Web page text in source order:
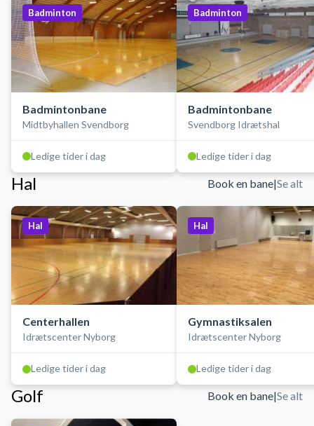
Badminton
Badmintonbane
Midtbyhallen Svendborg
Ledige tider i dag
Badminton
Badmintonbane
Svendborg Idrætshal
Ledige tider i dag
Hal Book en bane|Se alt
Hal
Centerhallen
Idrætscenter Nyborg
Ledige tider i dag
Hal
Gymnastiksalen
Idrætscenter Nyborg
Ledige tider i dag
Golf Book en bane|Se alt